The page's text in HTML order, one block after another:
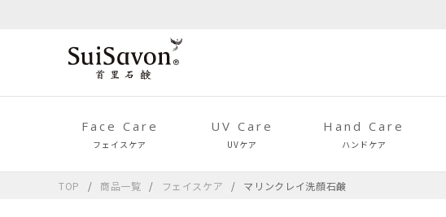
Face Care
フェイスケア
UV Care
UVケア
Hand Care
ハンドケア
TOP 商品一覧 フェイスケア マリンクレイ洗顔石鹸